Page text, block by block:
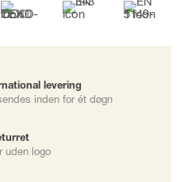
levering
inden for ét døgn
uden logo